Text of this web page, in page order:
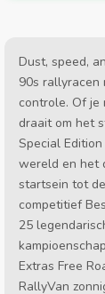
Dust, speed,
90s rallyracen
controle. Of je
draait om het
Special
wereld en het
startsein tot
competitief
25
Extras Free
RallyVan